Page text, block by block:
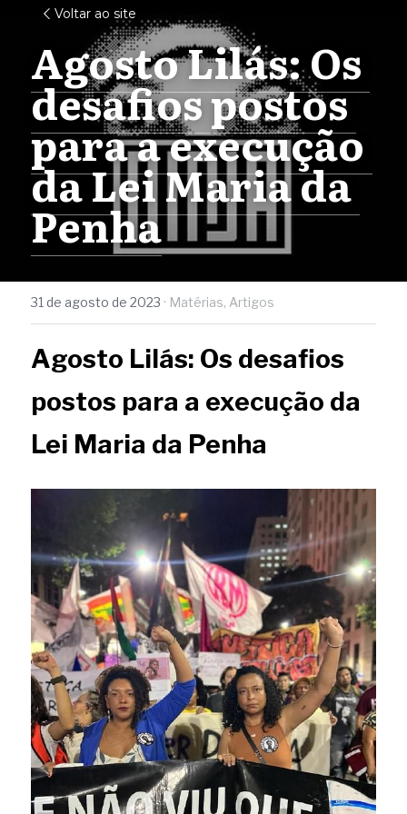
Voltar ao site
Agosto Lilás: Os
desafios postos
para a execução
da Lei Maria da
Penha
31 de agosto de 2023 · Matérias, Artigos
Agosto Lilás: Os desafios
postos para a execução da
Lei Maria da Penha